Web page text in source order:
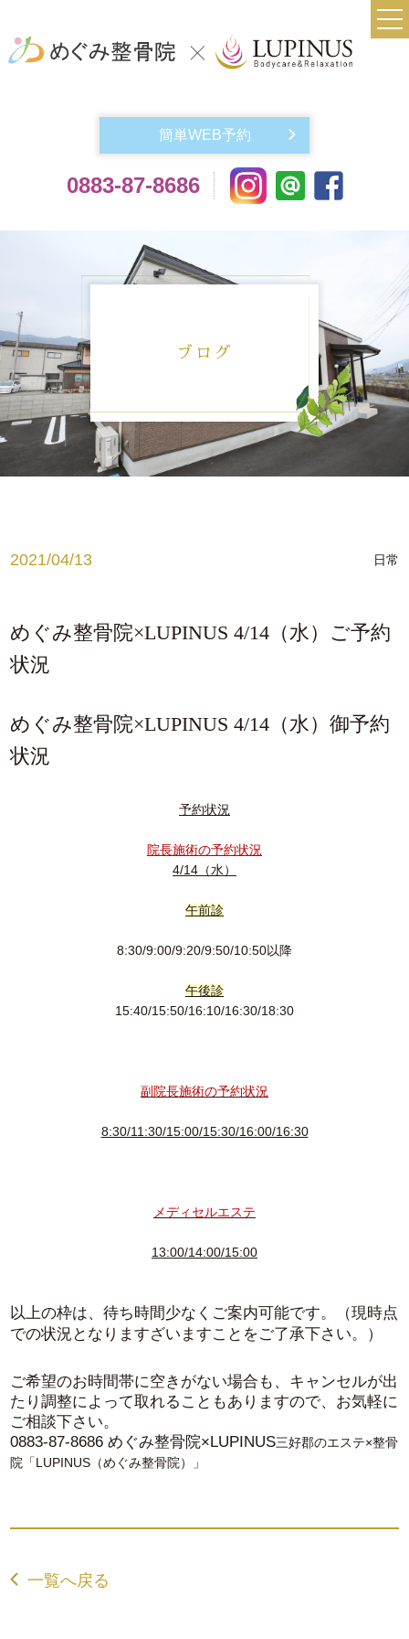
簡単WEB予約
0883-87-8686
実費メニュー料金
交通事故によるケガでお悩みの方
機材紹介
お問い合わせ
スタッフ紹介
お知らせ
腰痛でお悩みの方
medical
ゲルマニウム温浴
ブログ
2021/04/13 日常
めぐみ整骨院×LUPINUS 4/14（水）ご予約
状況
めぐみ整骨院×LUPINUS 4/14（水）御予約
状況
予約状況
院長施術の予約状況
4/14（水）
午前診
8:30/9:00/9:20/9:50/10:50以降
午後診
15:40/15:50/16:10/16:30/18:30
副院長施術の予約状況
8:30/11:30/15:00/15:30/16:00/16:30
メディセルエステ
13:00/14:00/15:00
以上の枠は、待ち時間少なくご案内可能です。（現時点
での状況となりますざいますことをご了承下さい。）
ご希望のお時間帯に空きがない場合も、キャンセルが出
たり調整によって取れることもありますので、お気軽に
ご相談下さい。
0883-87-8686 めぐみ整骨院×LUPINUS三好郡のエステ×整骨
院「LUPINUS（めぐみ整骨院）」
一覧へ戻る